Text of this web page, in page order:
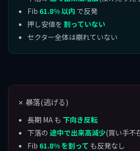
Fib 61.8% 以内 で反発
押し安値を 割っていない
セクター全体は崩れていない
✗ 暴落(逃げる)
長期 MA も 下向き反転
下落の 途中で出来高減少(買い手不
Fib 61.8% を割って も反発なし